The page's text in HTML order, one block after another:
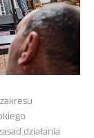
działania